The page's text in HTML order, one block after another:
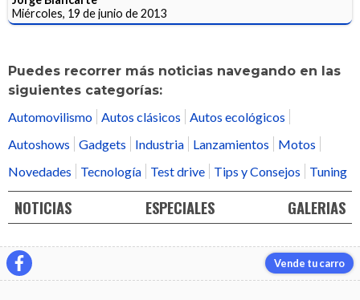
Miércoles, 19 de junio de 2013
Puedes recorrer más noticias navegando en las
siguientes categorías:
Automovilismo Autos clásicos
Autos ecológicos
Autoshows
Gadgets Industria Lanzamientos
Motos
Novedades
Tecnología Test drive Tips y Consejos Tuning
NOTICIAS ESPECIALES GALERIAS
Vende tu carro